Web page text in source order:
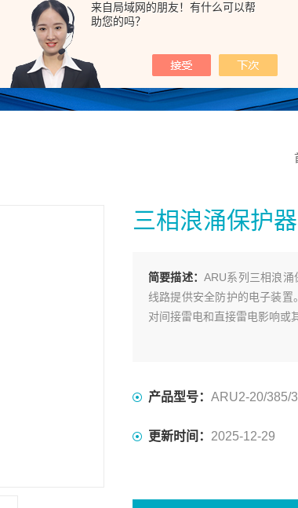
来自局域网的朋友！有什么可以帮
助您的吗？
三相浪涌保护器
简要描述：ARU系列三相浪
线路提供安全防护的电子装置
对间接雷电和直接雷电影响或
产品型号： ARU2-20/385/
更新时间： 2025-12-29